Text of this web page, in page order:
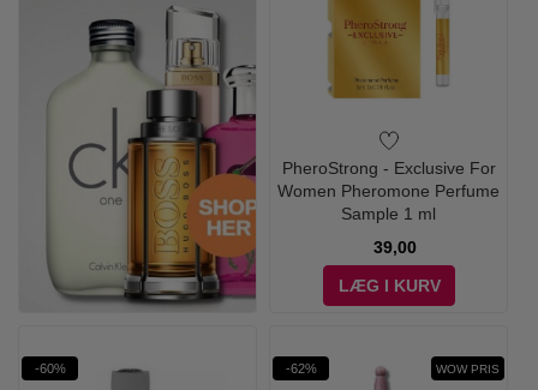
PheroStrong - Exclusive For
Women Pheromone Perfume
Sample 1 ml
39,00
LÆG I KURV
-60% -62% WOW PRIS